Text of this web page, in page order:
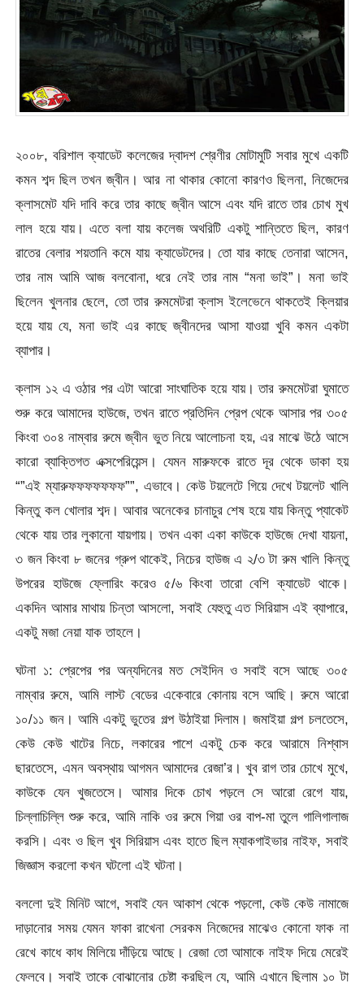
২০০৮, বরিশাল ক্যাডেট কলেজের দ্বাদশ শ্রেণীর মোটামুটি সবার মুখে একটি
কমন শব্দ ছিল তখন জ্বীন। আর না থাকার কোনো কারণও ছিলনা, নিজেদের
ক্লাসমেট যদি দাবি করে তার কাছে জ্বীন আসে এবং যদি রাতে তার চোখ মুখ
লাল হয়ে যায়। এতে বলা যায় কলেজ অথরিটি একটু শান্তিতে ছিল, কারণ
রাতের বেলার শয়তানি কমে যায় ক্যাডেটদের। তো যার কাছে তেনারা আসেন,
তার নাম আমি আজ বলবোনা, ধরে নেই তার নাম “মনা ভাই”। মনা ভাই
ছিলেন খুলনার ছেলে, তো তার রুমমেটরা ক্লাস ইলেভেনে থাকতেই ক্লিয়ার
হয়ে যায় যে, মনা ভাই এর কাছে জ্বীনদের আসা যাওয়া খুবি কমন একটা
ব্যাপার।
ক্লাস ১২ এ ওঠার পর এটা আরো সাংঘাতিক হয়ে যায়। তার রুমমেটরা ঘুমাতে
শুরু করে আমাদের হাউজে, তখন রাতে প্রতিদিন প্রেপ থেকে আসার পর ৩০৫
কিংবা ৩০৪ নাম্বার রুমে জ্বীন ভুত নিয়ে আলোচনা হয়, এর মাঝে উঠে আসে
কারো ব্যাক্তিগত এক্সপেরিয়েন্স। যেমন মারুফকে রাতে দূর থেকে ডাকা হয়
“”এই ম্যারুফফফফফফফ””, এভাবে। কেউ টয়লেটে গিয়ে দেখে টয়লেট খালি
কিন্তু কল খোলার শব্দ। আবার অনেকের চানাচুর শেষ হয়ে যায় কিন্তু প্যাকেট
থেকে যায় তার লুকানো যায়গায়। তখন একা একা কাউকে হাউজে দেখা যায়না,
৩ জন কিংবা ৮ জনের গ্রুপ থাকেই, নিচের হাউজ এ ২/৩ টা রুম খালি কিন্তু
উপরের হাউজে ফ্লোরিং করেও ৫/৬ কিংবা তারো বেশি ক্যাডেট থাকে।
একদিন আমার মাথায় চিন্তা আসলো, সবাই যেহুতু এত সিরিয়াস এই ব্যাপারে,
একটু মজা নেয়া যাক তাহলে।
ঘটনা ১: প্রেপের পর অন্যদিনের মত সেইদিন ও সবাই বসে আছে ৩০৫
নাম্বার রুমে, আমি লাস্ট বেডের একেবারে কোনায় বসে আছি। রুমে আরো
১০/১১ জন। আমি একটু ভুতের গল্প উঠাইয়া দিলাম। জমাইয়া গল্প চলতেসে,
কেউ কেউ খাটের নিচে, লকারের পাশে একটু চেক করে আরামে নিশ্বাস
ছারতেসে, এমন অবস্থায় আগমন আমাদের রেজা’র। খুব রাগ তার চোখে মুখে,
কাউকে যেন খুজতেসে। আমার দিকে চোখ পড়লে সে আরো রেগে যায়,
চিল্লাচিল্লি শুরু করে, আমি নাকি ওর রুমে গিয়া ওর বাপ-মা তুলে গালিগালাজ
করসি। এবং ও ছিল খুব সিরিয়াস এবং হাতে ছিল ম্যাকগাইভার নাইফ, সবাই
জিজ্ঞাস করলো কখন ঘটলো এই ঘটনা।
বললো দুই মিনিট আগে, সবাই যেন আকাশ থেকে পড়লো, কেউ কেউ নামাজে
দাড়ানোর সময় যেমন ফাকা রাখেনা সেরকম নিজেদের মাঝেও কোনো ফাক না
রেখে কাধে কাধ মিলিয়ে দাঁড়িয়ে আছে। রেজা তো আমাকে নাইফ দিয়ে মেরেই
ফেলবে। সবাই তাকে বোঝানোর চেষ্টা করছিল যে, আমি এখানে ছিলাম ১০ টা